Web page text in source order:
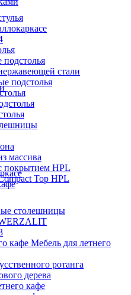
стали
подстолья
массива
покрытием HPL
Top HPL
столешницы
Мебель для летнего
ротанга
дерева
кафе